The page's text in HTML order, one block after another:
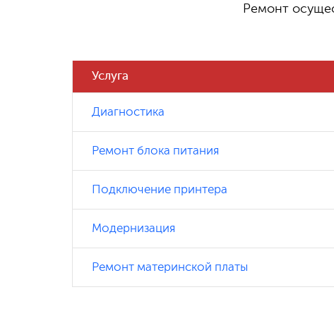
(воздушная
Установка Системы водяного
2
Ремонт
Услуга
Диагностика
Ремонт блока питания
Подключение принтера
Модернизация
Ремонт материнской платы